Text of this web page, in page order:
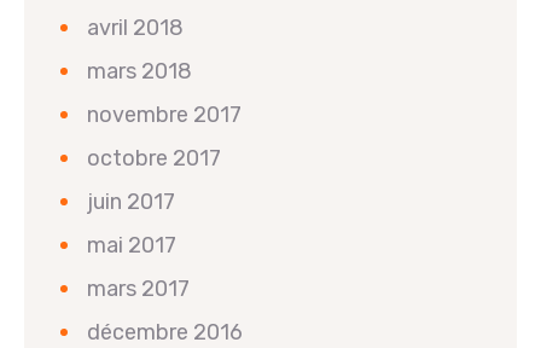
avril 2018
mars 2018
novembre 2017
octobre 2017
juin 2017
mai 2017
mars 2017
décembre 2016